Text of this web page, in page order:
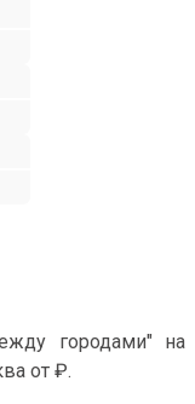
городами" на
от ₽.